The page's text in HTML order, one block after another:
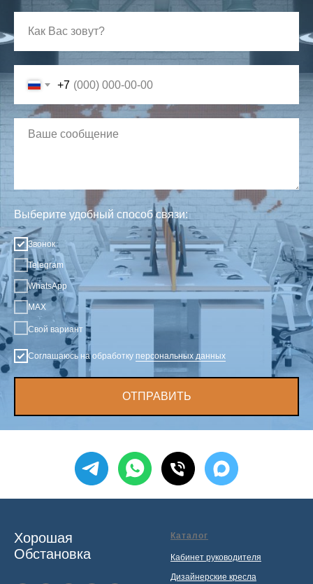
+7
Выберите удобный способ связи:
Звонок
Telegram
WhatsApp
MAX
Свой вариант
Соглашаюсь на обработку персональных данных
ОТПРАВИТЬ
Хорошая
Обстановка
Каталог
Кабинет руководителя
Дизайнерские кресла